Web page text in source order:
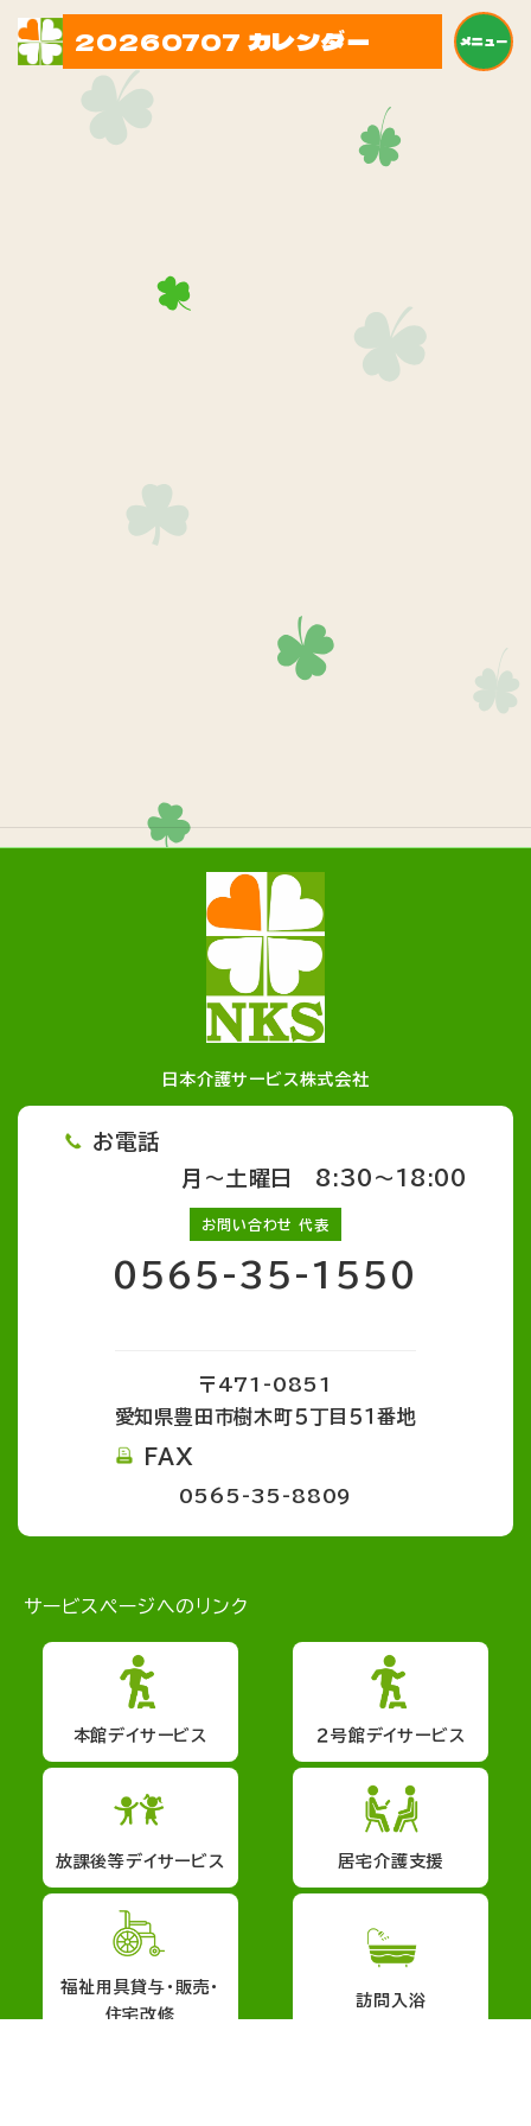
20260707 カレンダー メニュー
日本介護サービス株式会社
お電話
月～土曜日 8:30～18:00
お問い合わせ 代表
0565-35-1550
〒471-0851
愛知県豊田市樹木町５丁目５１番地
FAX
0565-35-8809
サービスページへのリンク
本館デイサービス ２号館デイサービス
放課後等デイサービス 居宅介護支援
福祉用具貸与・販売・
住宅改修
訪問入浴